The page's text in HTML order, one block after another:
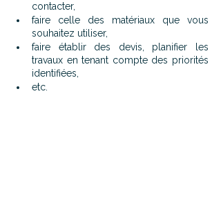
contacter,
faire celle des matériaux que vous
souhaitez utiliser,
faire établir des devis, planifier les
travaux en tenant compte des priorités
identifiées,
etc.